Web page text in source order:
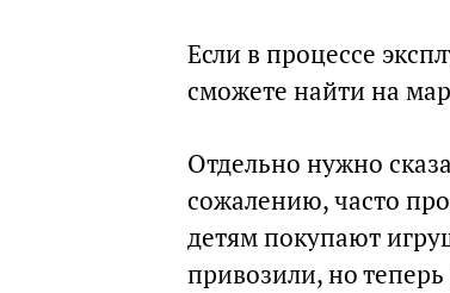
Если в процессе
сможете найти на
Отдельно нужно
сожалению, часто
детям покупают
привозили, но